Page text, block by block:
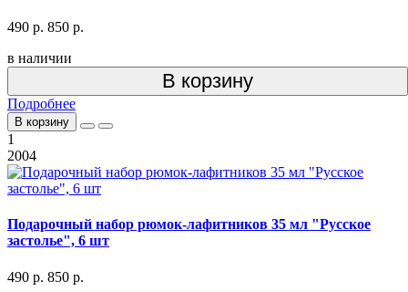
490 р. 850 р.
в наличии
В корзину
Подробнее
В корзину
1
2004
Подарочный набор рюмок-лафитников 35 мл "Русское
застолье", 6 шт
490 р. 850 р.